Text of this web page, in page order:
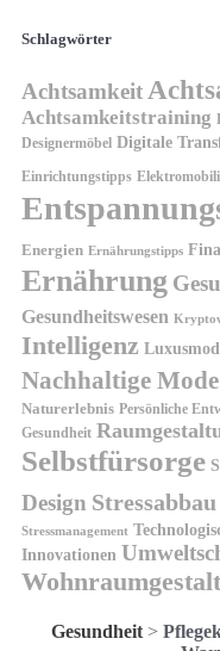
Schlagwörter
Achtsamkeit
Achtsamkeitstraining
Designermöbel Digitale
Einrichtungstipps
Energien Ernährungstipps
Ernährung
Gesundheitswesen
Intelligenz
Nachhaltige Mode
Naturerlebnis Persönliche
Gesundheit
Selbstfürsorge
Design Stressabbau
Stressmanagement
Innovationen
Gesundheit>